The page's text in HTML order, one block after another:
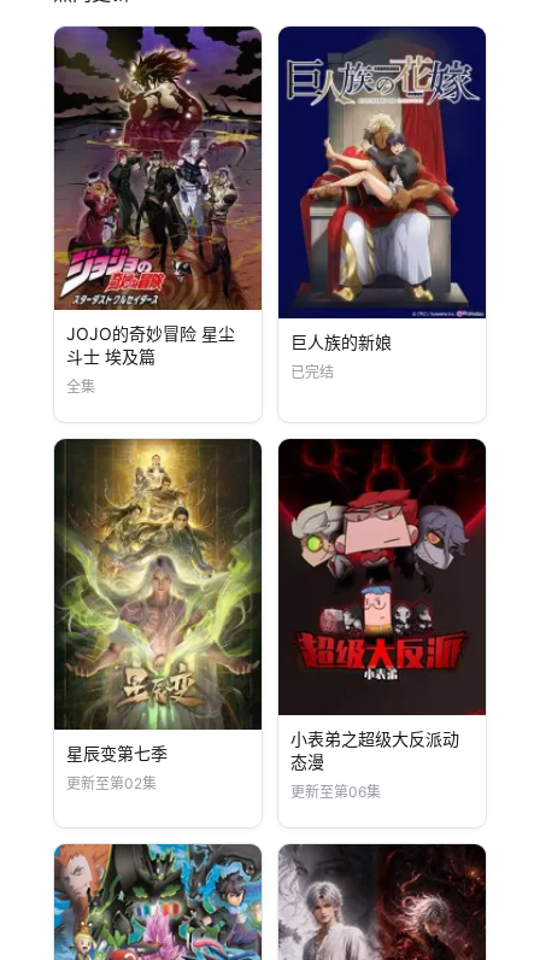
JOJO的奇妙冒险 星尘
斗士 埃及篇
全集
巨人族的新娘
已完结
星辰变第七季
更新至第02集
小表弟之超级大反派动
态漫
更新至第06集